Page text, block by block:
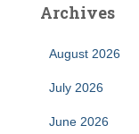
Archives
August 2026
July 2026
June 2026